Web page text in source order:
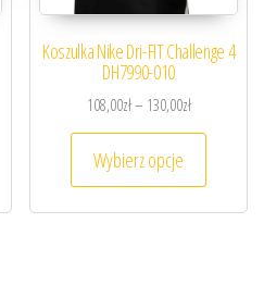
78,00zł.
wynosi: 75,00zł.
ma wiele wariantów. Opcje
Koszulka Nike Dri-FIT Challenge 4
DH7990-010
108,00zł– 130,00złZakres cen:
Wybierz opcje
Ten